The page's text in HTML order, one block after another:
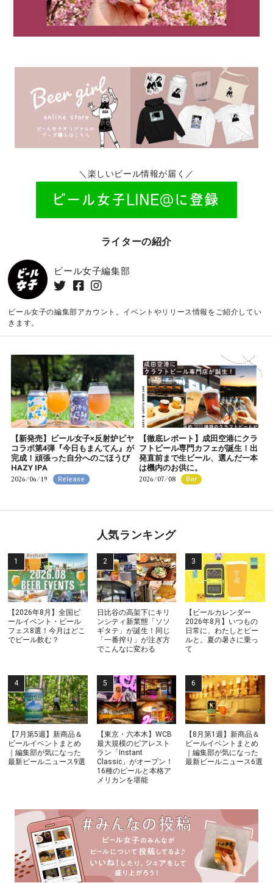
＼楽しいビール情報が届く／
ライターの紹介
ビール女子編集部
ビール女子の編集部アカウント。イベントやリリース情報をご紹介してい
きます。
【新発売】ビール女子×反射炉ビヤ
コラボ第4弾『今日もまんてん』が
完成！頑張った自分へのごほうび
HAZY IPA
2026/06/19 Release
【徹底レポート】成田空港にクラ
フトビール専門カフェが誕生！出
発直前まで生ビール、選んだ一本
は機内のお供に。
2026/07/08 Bar
人気ランキング
【2026年8月】全国ビ
ールイベント・ビール
フェス8選！今月はどこ
でビール飲む？
日比谷の高架下にキリ
ンシティ新業態「ソソ
ギタテ」が誕生！同じ
「一番搾り」が注ぎ方
でこんなに変わる
【ビールカレンダー
2026年8月】いつもの
日常に、わたしとビー
ルと。夏の暑さに乗っ
て
【7月第5週】新商品＆
ビールイベントまとめ
｜編集部が気になった
最新ビールニュース9選
【東京・六本木】WCB
最大規模のビアレスト
ラン「Instant
Classic」がオープン！
16種のビールと本格ア
メリカンを堪能
【8月第1週】新商品＆
ビールイベントまとめ
｜編集部が気になった
最新ビールニュース6選